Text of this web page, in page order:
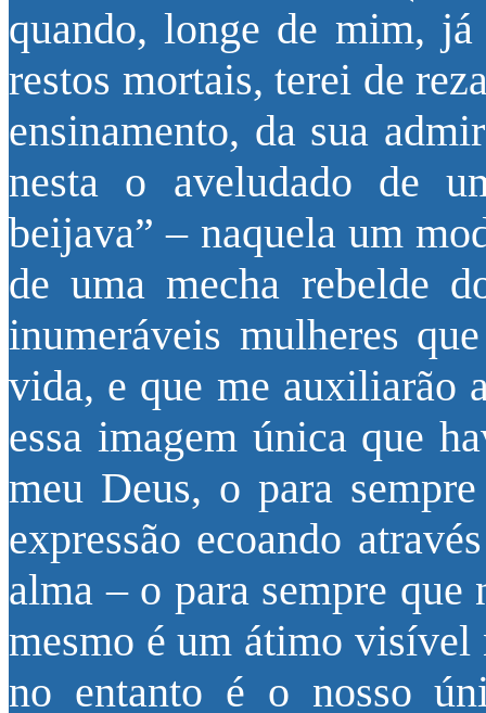
quando, longe de mim, já
restos mortais, terei de
ensinamento, da sua
nesta o aveludado de
beijava” – naquela um
de uma mecha rebelde
inumeráveis mulheres
vida, e que me auxiliarão
essa imagem única que
meu Deus, o para
expressão ecoando
alma – o para sempre
mesmo é um átimo visível
no entanto é o nosso